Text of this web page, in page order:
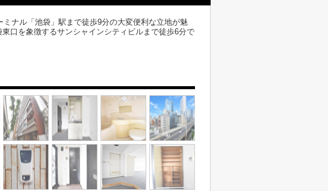
ナル「池袋」駅まで徒歩9分の大変便利な立地が魅
口を象徴するサンシャインシティビルまで徒歩6分で